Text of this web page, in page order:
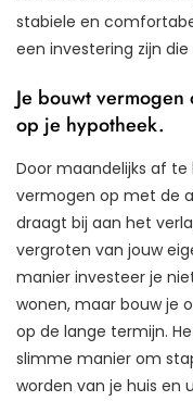
stabiele en
een investering zijn
Je bouwt
op je hypotheek.
Door maandelijks af te
vermogen op met de
draagt bij aan het
vergroten van jouw
manier investeer je
wonen, maar bouw je
op de lange termijn.
slimme manier om
worden van je huis en